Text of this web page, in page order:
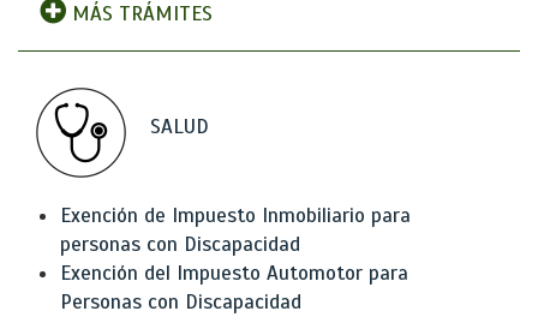
MÁS TRÁMITES
SALUD
Exención de Impuesto Inmobiliario para
personas con Discapacidad
Exención del Impuesto Automotor para
Personas con Discapacidad